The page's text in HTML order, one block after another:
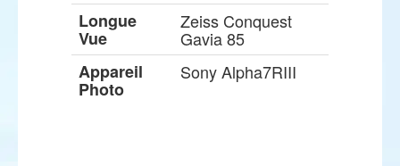
Longue
Vue
Zeiss Conquest
Gavia 85
Appareil
Photo
Sony Alpha7RIII